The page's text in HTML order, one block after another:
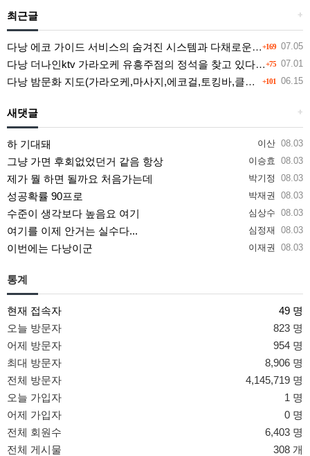
+
최근글
+169 07.05
다낭 에코 가이드 서비스의 숨겨진 시스템과 다채로운 인력 풀의 진실
+75 07.01
다낭 더나인ktv 가라오케 유흥주점의 정석을 찾고 있다면 여기
+101 06.15
다낭 밤문화 지도(가라오케,마사지,에코걸,토킹바,클럽) 유흥별 가격 및 후기공유
+
새댓글
이산 08.03
하 기대돼
이승효 08.03
그냥 가면 후회없었던거 같음 항상
박기정 08.03
제가 뭘 하면 될까요 처음가는데
박재권 08.03
성공확률 90프로
심상수 08.03
수준이 생각보다 높음요 여기
심정재 08.03
여기를 이제 안거는 실수다...
이재권 08.03
이번에는 다낭이군
통계
현재 접속자
49 명
오늘 방문자
823 명
어제 방문자
954 명
최대 방문자
8,906 명
전체 방문자
4,145,719 명
오늘 가입자
1 명
어제 가입자
0 명
전체 회원수
6,403 명
전체 게시물
308 개